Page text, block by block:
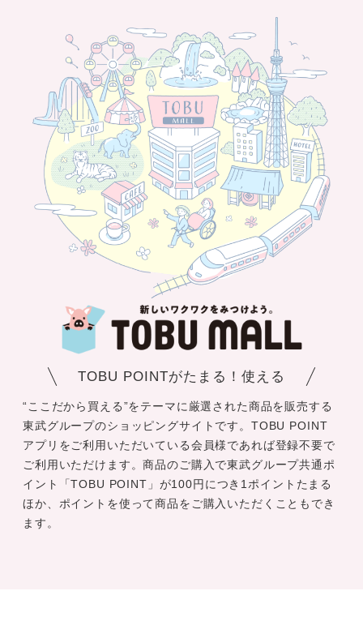
TOBU POINTがたまる！使える
“ここだから買える”をテーマに厳選された商品を販売する
東武グループのショッピングサイトです。TOBU POINT
アプリをご利用いただいている会員様であれば登録不要で
ご利用いただけます。商品のご購入で東武グループ共通ポ
イント「TOBU POINT」が100円につき1ポイントたまる
ほか、ポイントを使って商品をご購入いただくこともでき
ます。